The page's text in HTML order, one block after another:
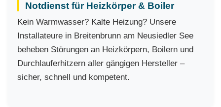
Notdienst für Heizkörper & Boiler
Kein Warmwasser? Kalte Heizung? Unsere
Installateure in Breitenbrunn am Neusiedler See
beheben Störungen an Heizkörpern, Boilern und
Durchlauferhitzern aller gängigen Hersteller –
sicher, schnell und kompetent.